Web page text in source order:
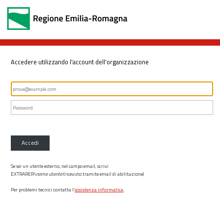
Accedere utilizzando l'account dell'organizzazione
Accedi
Se sei un utente esterno, nel campo email, scrivi
EXTRARER\nome utente(ricevuto tramite email di abilitazione)
Per problemi tecnici contatta l’assistenza informatica.